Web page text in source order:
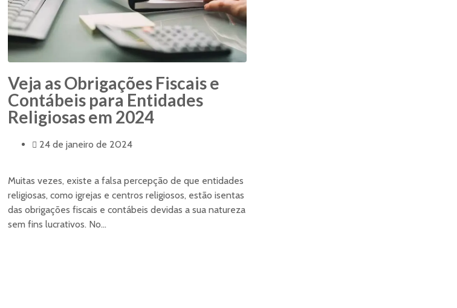
Veja as Obrigações Fiscais e
Contábeis para Entidades
Religiosas em 2024
24 de janeiro de 2024
Muitas vezes, existe a falsa percepção de que entidades
religiosas, como igrejas e centros religiosos, estão isentas
das obrigações fiscais e contábeis devidas a sua natureza
sem fins lucrativos. No...